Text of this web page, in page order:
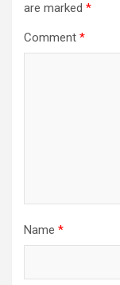
are marked *
Comment *
Name *